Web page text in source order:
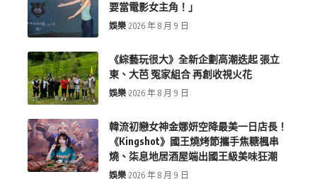
要當電影女主角！」
娛樂 2026 年 8 月 9 日
《綜藝玩很大》全新企劃高潮迭起 張立
東、大芭 冤家組合 再創收視火花
娛樂 2026 年 8 月 9 日
韓流初戀女神金娜妍空降最美一日店長！
《Kingshot》國王燒烤節攜手焦糖楓串
燒、柒息地居酒屋端出國王級美味狂潮
娛樂 2026 年 8 月 9 日